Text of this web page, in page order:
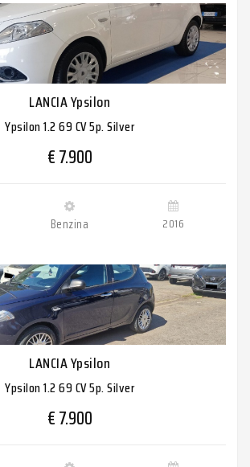
LANCIA Ypsilon
Ypsilon 1.2 69 CV 5p. Silver
€ 7.900
Benzina 2016
LANCIA Ypsilon
Ypsilon 1.2 69 CV 5p. Silver
€ 7.900